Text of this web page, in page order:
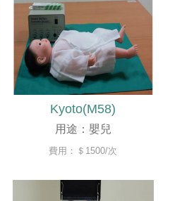
Kyoto(M58)
用途：嬰兒
費用：＄1500/次